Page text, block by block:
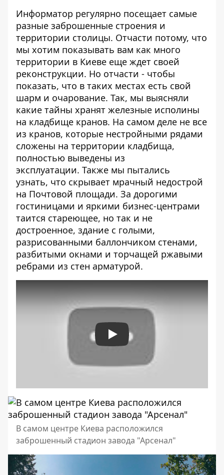
Информатор регулярно посещает самые
разные заброшенные строения и
территории столицы. Отчасти потому, что
мы хотим показывать вам как много
территории в Киеве еще ждет своей
реконструкции. Но отчасти - чтобы
показать, что в таких местах есть свой
шарм и очарование. Так, мы выясняли
какие тайны хранят железные исполины
на кладбище кранов. На самом деле не все
из кранов, которые нестройными рядами
сложены на территории кладбища,
полностью выведены из
эксплуатации. Также мы пытались
узнать, что скрывает мрачный недострой
на Почтовой площади. За дорогими
гостиницами и яркими бизнес-центрами
таится стареющее, но так и не
достроенное, здание с голыми,
разрисованными баллончиком стенами,
разбитыми окнами и торчащей ржавыми
ребрами из стен арматурой.
Play
В самом центре Киева расположился
заброшенный стадион завода "Арсенал"